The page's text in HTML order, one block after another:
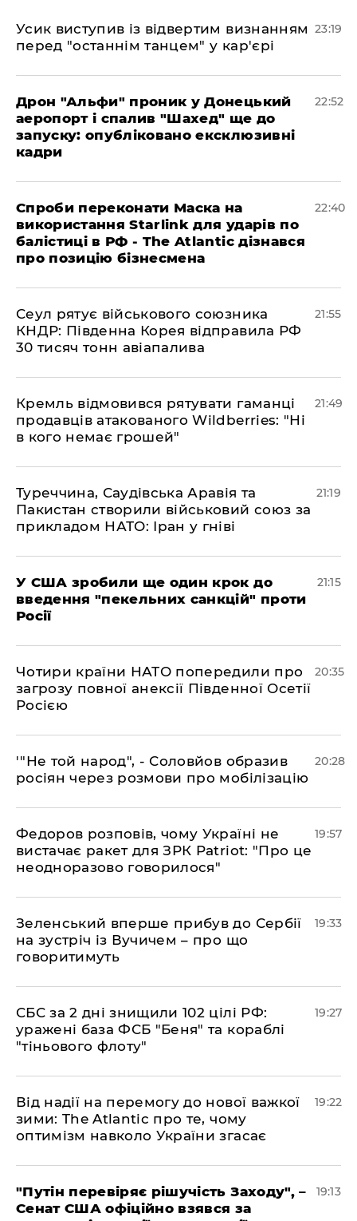
​Усик виступив із відвертим визнанням
перед "останнім танцем" у кар'єрі
23:19
​Дрон "Альфи" проник у Донецький
аеропорт і спалив "Шахед" ще до
запуску: опубліковано ексклюзивні
кадри
22:52
​Спроби переконати Маска на
використання Starlink для ударів по
балістиці в РФ - The Atlantic дізнався
про позицію бізнесмена
22:40
​Сеул рятує військового союзника
КНДР: Південна Корея відправила РФ
30 тисяч тонн авіапалива
21:55
​Кремль відмовився рятувати гаманці
продавців атакованого Wildberries: "Ні
в кого немає грошей"
21:49
​Туреччина, Саудівська Аравія та
Пакистан створили військовий союз за
прикладом НАТО: Іран у гніві
21:19
​У США зробили ще один крок до
введення "пекельних санкцій" проти
Росії
21:15
​Чотири країни НАТО попередили про
загрозу повної анексії Південної Осетії
Росією
20:35
​'"Не той народ", - Соловйов образив
росіян через розмови про мобілізацію
20:28
​Федоров розповів, чому Україні не
вистачає ракет для ЗРК Patriot: "Про це
неодноразово говорилося"
19:57
​Зеленський вперше прибув до Сербії
на зустріч із Вучичем – про що
говоритимуть
19:33
​СБС за 2 дні знищили 102 цілі РФ:
уражені база ФСБ "Беня" та кораблі
"тіньового флоту"
19:27
​Від надії на перемогу до нової важкої
зими: The Atlantic про те, чому
оптимізм навколо України згасає
19:22
​"Путін перевіряє рішучість Заходу", –
Сенат США офіційно взявся за
19:13